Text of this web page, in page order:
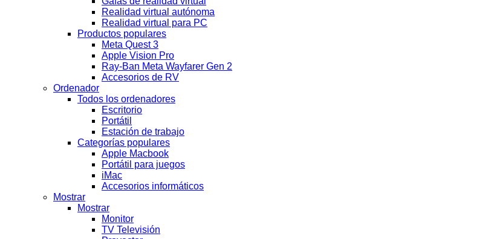
Realidad virtual autónoma
Realidad virtual para PC
Productos populares
Meta Quest 3
Apple Vision Pro
Ray-Ban Meta Wayfarer Gen 2
Accesorios de RV
Ordenador
Todos los ordenadores
Escritorio
Portátil
Estación de trabajo
Categorías populares
Apple Macbook
Portátil para juegos
iMac
Accesorios informáticos
Mostrar
Mostrar
Monitor
TV Televisión